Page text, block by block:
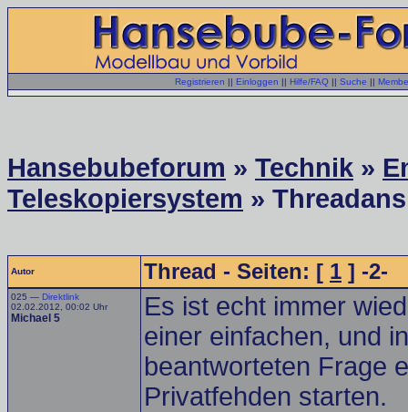
Registrieren || Einloggen || Hilfe/FAQ || Suche ||
Hansebubeforum » Technik »
Teleskopiersystem »
Autor Thread - Seiten: [ 1 ] -2-
025 — Direktlink
02.02.2012, 00:02 Uhr
Michael 5
Es ist echt immer
einer einfachen, und
beantworteten Frage
Privatfehden starten.